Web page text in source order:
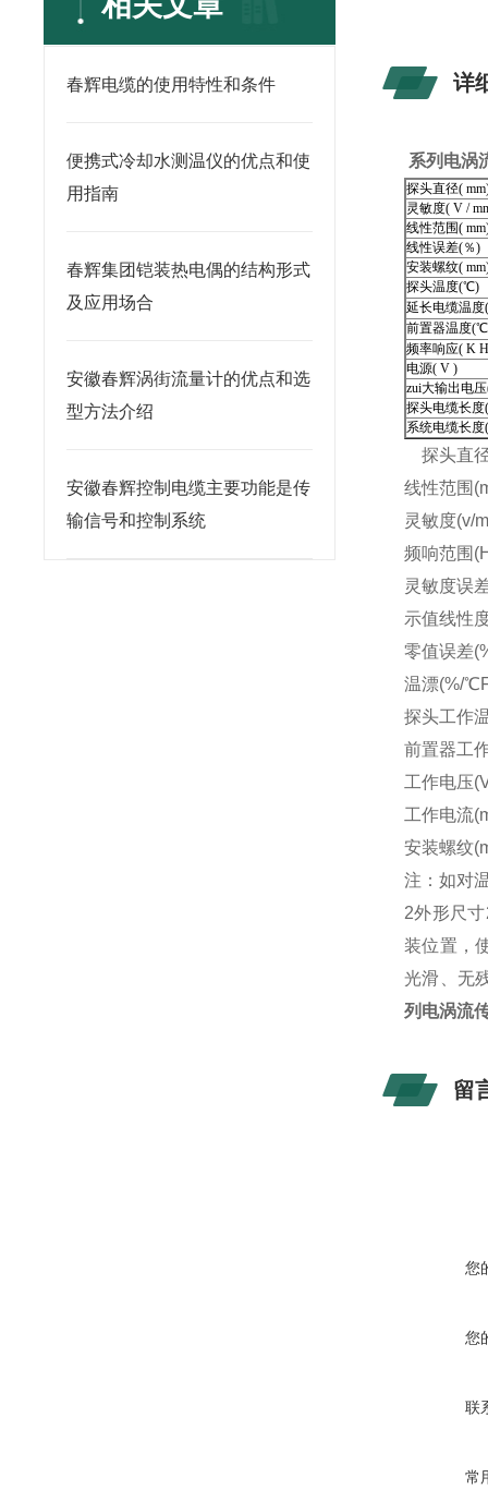
春辉电缆的使用特性和条件
便携式冷却水测温仪的优点和使
用指南
春辉集团铠装热电偶的结构形式
及应用场合
安徽春辉涡街流量计的优点和选
型方法介绍
安徽春辉控制电缆主要功能是传
输信号和控制系统
详
系列电涡
探头直径(
灵敏度( V /
线性范围(
线性误差(％)
安装螺纹(
探头温度(℃)
延长电缆温
前置器温度
频率响应( K
电源( V )
zui大输出电
探头电缆长度
系统电缆长度
探头直
线性范围
灵敏度(v/
频响范围
灵敏度误
示值线性
零值误差
温漂(%/
探头工作
前置器工
工作电压
工作电流
安装螺纹
注：如对
2外形尺
装位置，
光滑、无
列电涡流
留
您
您
联
常